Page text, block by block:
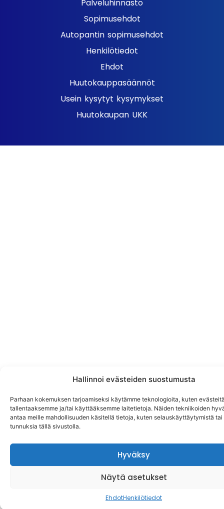
Hallinnoi evästeiden suostumusta
Parhaan kokemuksen tarjoamiseksi käytämme teknologioita, kuten
tallentaaksemme ja/tai käyttääksemme laitetietoja. Näiden tekniikoiden
antaa meille mahdollisuuden käsitellä tietoja, kuten selauskäyttäytymistä
tunnuksia tällä sivustolla.
Hyväksy
Näytä asetukset
EhdotHenkilötiedot
Palveluhinnasto
Sopimusehdot
Autopantin sopimusehdot
Henkilötiedot
Ehdot
Huutokauppasäännöt
Usein kysytyt kysymykset
Huutokaupan UKK